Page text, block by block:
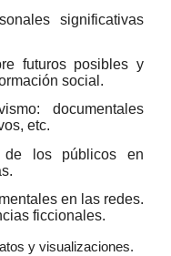
significativas
futuros posibles y
social.
documentales
etc.
de los públicos en
en las redes.
ficcionales.
y visualizaciones.